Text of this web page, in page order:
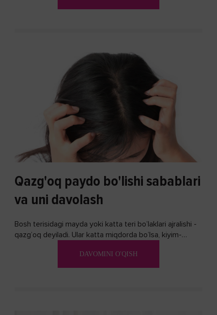
Qazg'oq paydo bo'lishi sabablari
va uni davolash
Bosh terisidagi mayda yoki katta teri bo’laklari ajralishi -
qazg’oq deyiladi. Ular katta miqdorda bo’lsa, kiyim-
DAVOMINI O'QISH